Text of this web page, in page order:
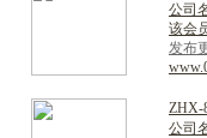
公司
该会
发布
ZHX-
公司